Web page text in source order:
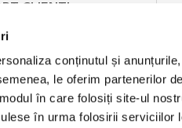
conținutul și
le oferim partenerilor
în care folosiți site-ul
în urma folosirii serviciilor
CLIENTI
platilor